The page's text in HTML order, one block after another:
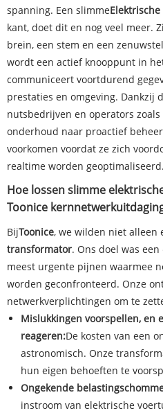
spanning. Een slimme
kant, doet dit en nog veel meer.
brein, een stem en een
wordt een actief knooppunt in
communiceert voortdurend
prestaties en omgeving. Dankzij
nutsbedrijven en operators
onderhoud naar proactief
voorkomen voordat ze zich
realtime worden geoptimaliseerd.
Hoe lossen slimme
Toonice
BijToonice, we wilden niet alleen
transformator. Ons doel was
meest urgente pijnen waarmee
worden geconfronteerd. Onze
netwerkverplichtingen om te
Mislukkingen voorspellen, en
reageren:De kosten van een
astronomisch. Onze
hun eigen behoeften te
Ongekende
instroom van elektrische